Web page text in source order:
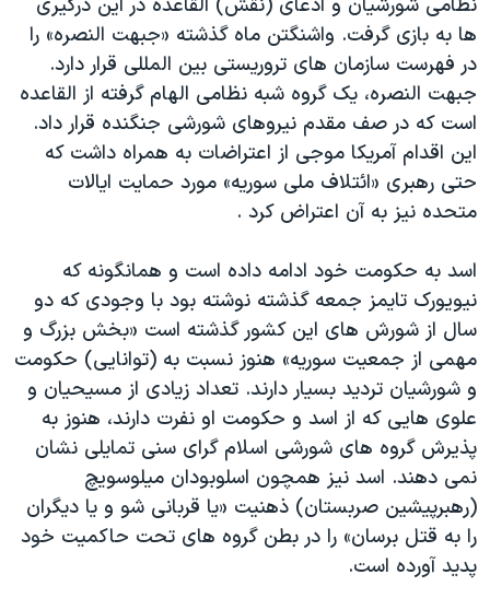
نظامی شورشیان و ادعای (نقش) القاعده در این درگیری
ها به بازی گرفت. واشنگتن ماه گذشته «جبهت النصره» را
در فهرست سازمان های تروریستی بین المللی قرار دارد.
جبهت النصره، یک گروه شبه نظامی الهام گرفته از القاعده
است که در صف مقدم نیروهای شورشی جنگنده قرار داد.
این اقدام آمریکا موجی از اعتراضات به همراه داشت که
حتی رهبری «ائتلاف ملی سوریه» مورد حمایت ایالات
متحده نیز به آن اعتراض کرد .
اسد به حکومت خود ادامه داده است و همانگونه که
نیویورک تایمز جمعه گذشته نوشته بود با وجودی که دو
سال از شورش های این کشور گذشته است «بخش بزرگ و
مهمی از جمعیت سوریه» هنوز نسبت به (توانایی) حکومت
و شورشیان تردید بسیار دارند. تعداد زیادی از مسیحیان و
علوی هایی که از اسد و حکومت او نفرت دارند، هنوز به
پذیرش گروه های شورشی اسلام گرای سنی تمایلی نشان
نمی دهند. اسد نیز همچون اسلوبودان میلوسویچ
(رهبرپیشین صربستان) ذهنیت «یا قربانی شو و یا دیگران
را به قتل برسان» را در بطن گروه های تحت حاکمیت خود
پدید آورده است.